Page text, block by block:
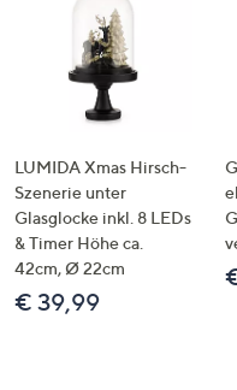
LUMIDA Xmas Hirsch-
Szenerie unter
Glasglocke inkl. 8 LEDs
& Timer Höhe ca.
42cm, Ø 22cm
€ 39,99